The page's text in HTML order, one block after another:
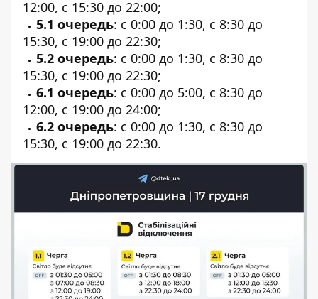
12:00, с 15:30 до 22:00;
5.1 очередь: с 0:00 до 1:30, с 8:30 до
15:30, с 19:00 до 22:30;
5.2 очередь: с 0:00 до 1:30, с 8:30 до
15:30, с 19:00 до 22:30;
6.1 очередь: с 0:00 до 5:00, с 8:30 до
12:00, с 19:00 до 24:00;
6.2 очередь: с 0:00 до 1:30, с 8:30 до
15:30, с 19:00 до 22:30.